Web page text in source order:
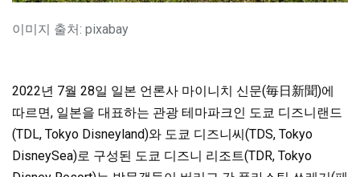
이미지 출처: pixabay
2022년 7월 28일 일본 언론사 마이니치 신문(毎日新聞)에
따르면, 일본을 대표하는 관광 테마파크인 도쿄 디즈니랜드
(TDL, Tokyo Disneyland)와 도쿄 디즈니씨(TDS, Tokyo
DisneySea)로 구성된 도쿄 디즈니 리조트(TDR, Tokyo